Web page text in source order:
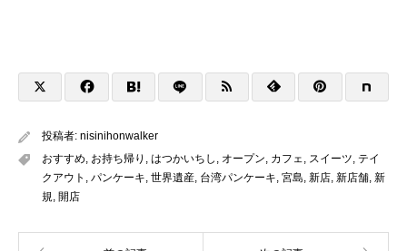
投稿者: nisinihonwalker
おすすめ お持ち帰り はつかいちし オープン カフェ スイーツ テイ
クアウト
パンケーキ 世界遺産 台湾パンケーキ 宮島 新店 新店舗 新
規 開店